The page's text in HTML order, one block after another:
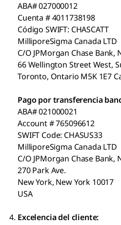
ABA# 027000012
Cuenta # 4011738198
Código SWIFT: CHASCATT
MilliporeSigma Canada LTD
C/O JPMorgan Chase Bank,
66 Wellington Street West,
Toronto, Ontario M5K 1E7
Pago por transferencia
ABA# 021000021
Account # 765096612
SWIFT Code: CHASUS33
MilliporeSigma Canada LTD
C/O JPMorgan Chase Bank,
270 Park Ave.
New York, New York 10017
USA
Excelencia del cliente: